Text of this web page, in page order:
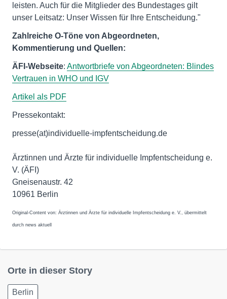
leisten. Auch für die Mitglieder des Bundestages gilt
unser Leitsatz: Unser Wissen für Ihre Entscheidung."
Zahlreiche O-Töne von Abgeordneten,
Kommentierung und Quellen:
ÄFI-Webseite: Antwortbriefe von Abgeordneten: Blindes
Vertrauen in WHO und IGV
Artikel als PDF
Pressekontakt:
presse(at)individuelle-impfentscheidung.de
Ärztinnen und Ärzte für individuelle Impfentscheidung e.
V. (ÄFI)
Gneisenaustr. 42
10961 Berlin
Original-Content von: Ärztinnen und Ärzte für individuelle Impfentscheidung e. V., übermittelt
durch news aktuell
Orte in dieser Story
Berlin